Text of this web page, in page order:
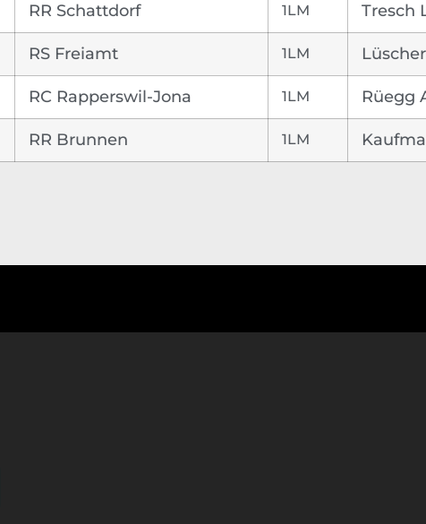
RR Schattdorf 1LM Tresch
RS Freiamt 1LM
RC Rapperswil-Jona 1LM Rüegg
RR Brunnen 1LM